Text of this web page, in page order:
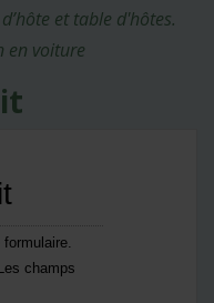
et table d'hôtes.
en voiture
champs